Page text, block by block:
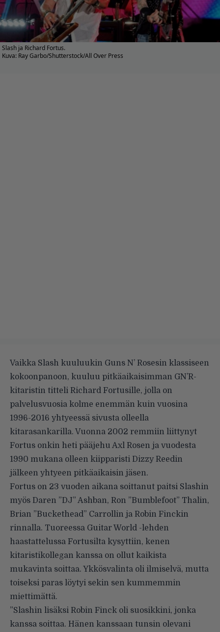
Slash ja Richard Fortus.
Kuva: Ray Garbo/Shutterstock/All Over Press
Vaikka Slash kuuluukin Guns N’ Rosesin klassiseen
kokoonpanoon, kuuluu pitkäaikaisimman GN’R-
kitaristin titteli Richard Fortusille, jolla on
palvelusvuosia kolme enemmän kuin vuosina
1996-2016 yhtyeessä sivusta olleella
kitarasankarilla. Vuonna 2002 remmiin liittynyt
Fortus onkin heti pääjehu Axl Rosen ja vuodesta
1990 mukana olleen kiipparisti Dizzy Reedin
jälkeen yhtyeen pitkäaikaisin jäsen.
Fortus on 23 vuoden aikana soittanut paitsi Slashin
myös Daren ”DJ” Ashban, Ron ”Bumblefoot” Thalin,
Brian ”Buckethead” Carrollin ja Robin Finckin
rinnalla. Tuoreessa Guitar World -lehden
haastattelussa Fortusilta kysyttiin, kenen
kitaristikollegan kanssa on ollut kaikista
mukavinta soittaa. Ykkösvalinta oli ilmiselvä, mutta
toiseksi paras löytyi sekin sen kummemmin
miettimättä.
”Slashin lisäksi Robin Finck oli suosikkini, jonka
kanssa soittaa. Hänen kanssaan tunsin olevani